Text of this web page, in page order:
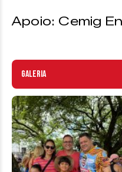
Apoio: Cemig
Galeria